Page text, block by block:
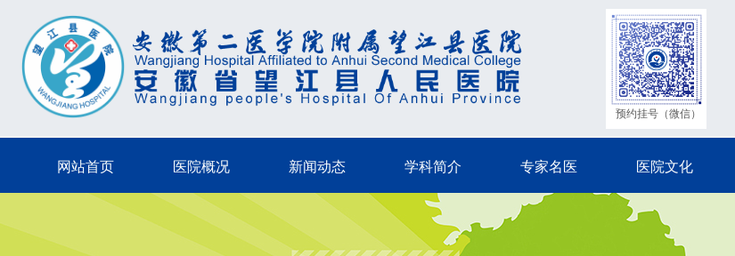
预约挂号（微信）
网站首页 医院概况 新闻动态 学科简介 专家名医 医院文化
网站首页 医院概况 新闻动态 学科简介 专家名医 医院文化